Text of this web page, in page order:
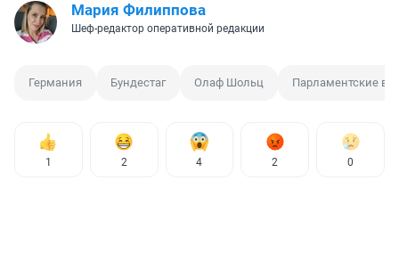
Мария Филиппова
Шеф-редактор оперативной редакции
Германия Бундестаг Олаф Шольц Парламентские
1 2 4 2 0